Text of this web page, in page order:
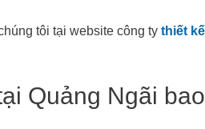
tôi tại website công ty thiết
Quảng Ngãi